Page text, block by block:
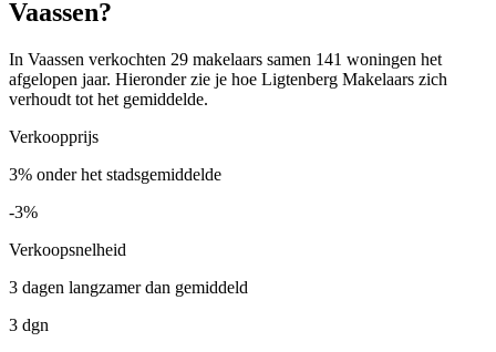
Vaassen?
In Vaassen verkochten 29 makelaars samen 141 woningen het
afgelopen jaar. Hieronder zie je hoe Ligtenberg Makelaars zich
verhoudt tot het gemiddelde.
Verkoopprijs
3% onder het stadsgemiddelde
-3%
Verkoopsnelheid
3 dagen langzamer dan gemiddeld
3 dgn